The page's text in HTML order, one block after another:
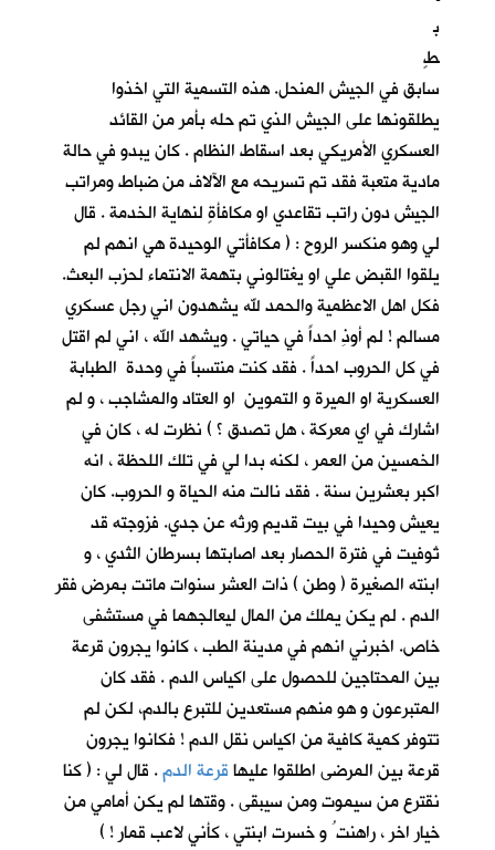
ب
طٍ
سابق في الجيش المنحل. هذه التسمية التي اخذوا
يطلقونها على الجيش الذي تم حله بأمر من القائد
العسكري الأمريكي بعد اسقاط النظام . كان يبدو في حالة
مادية متعبة فقد تم تسريحه مع الآلاف من ضباط ومراتب
الجيش دون راتب تقاعدي او مكافأةٍ لنهاية الخدمة . قال
لي وهو منكسر الروح : ( مكافأتي الوحيدة هي انهم لم
يلقوا القبض علي او يغتالوني بتهمة الانتماء لحزب البعث.
فكل اهل الاعظمية والحمد لله يشهدون اني رجل عسكري
مسالم ! لم أوذِ احداً في حياتي . ويشهد الله ، اني لم اقتل
في كل الحروب احداً . فقد كنت منتسباً في وحدة الطبابة
العسكرية او الميرة و التموين او العتاد والمشاجب ، و لم
اشارك في اي معركة ، هل تصدق ؟ ) نظرت له ، كان في
الخمسين من العمر ، لكنه بدا لي في تلك اللحظة ، انه
اكبر بعشرين سنة . فقد نالت منه الحياة و الحروب. كان
يعيش وحيدا في بيت قديم ورثه عن جدي. فزوجته قد
تُوفيت في فترة الحصار بعد اصابتها بسرطان الثدي ، و
ابنته الصغيرة ( وطن ) ذات العشر سنوات ماتت بمرض فقر
الدم . لم يكن يملك من المال ليعالجهما في مستشفى
خاص. اخبرني انهم في مدينة الطب ، كانوا يجرون قرعة
بين المحتاجين للحصول على اكياس الدم . فقد كان
المتبرعون و هو منهم مستعدين للتبرع بالدم، لكن لم
تتوفر كمية كافية من اكياس نقل الدم ! فكانوا يجرون
قرعة بين المرضى اطلقوا عليهاقرعة الدم. قال لي : ( كنا
نقترع من سيموت ومن سيبقى . وقتها لم يكن أمامي من
خيار اخر ، راهنت ُ و خسرت ابنتي ، كأني لاعب قمار ! )